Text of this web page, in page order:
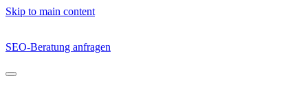
Skip to main content
SEO-Beratung anfragen